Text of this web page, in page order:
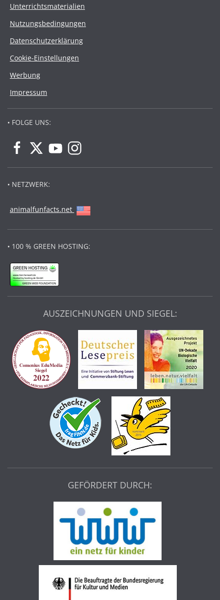
Unterrichtsmaterialien
Nutzungsbedingungen
Datenschutzerklärung
Cookie-Einstellungen
Werbung
Impressum
• FOLGE UNS:
• NETZWERK:
animalfunfacts.net
• 100 % GREEN HOSTING:
AUSZEICHNUNGEN UND SIEGEL:
GEFÖRDERT DURCH: